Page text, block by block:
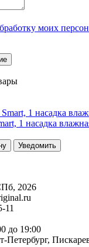
моих
1 насадка
Уведомить
, 2026
11
до 19:00
Петербург,